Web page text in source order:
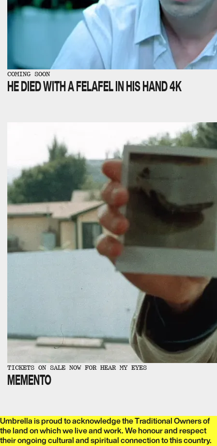
COMING SOON
HE DIED WITH A FELAFEL IN HIS HAND 4K
TICKETS ON SALE NOW FOR HEAR MY EYES
MEMENTO
Umbrella is proud to acknowledge the Traditional Owners of
the land on which we live and work. We honour and respect
their ongoing cultural and spiritual connection to this country.